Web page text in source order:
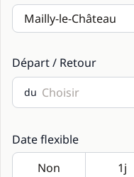
Départ / Retour
du
Date flexible